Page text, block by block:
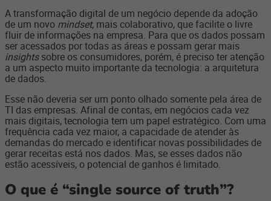
A transformação digital de um negócio depende da adoção
de um novo mindset, mais colaborativo, que facilite o livre
fluir de informações na empresa. Para que os dados possam
ser acessados por todas as áreas e possam gerar mais
insightssobre os consumidores, porém, é preciso ter atenção
a um aspecto muito importante da tecnologia: a arquitetura
de dados.
Esse não deveria ser um ponto olhado somente pela área de
TI das empresas. Afinal de contas, em negócios cada vez
mais digitais, tecnologia tem um papel estratégico. Com uma
frequência cada vez maior, a capacidade de atender às
demandas do mercado e identificar novas possibilidades de
gerar receitas está nos dados. Mas, se esses dados não
estão acessíveis, o potencial de ganhos é limitado.
O que é “single source of truth”?